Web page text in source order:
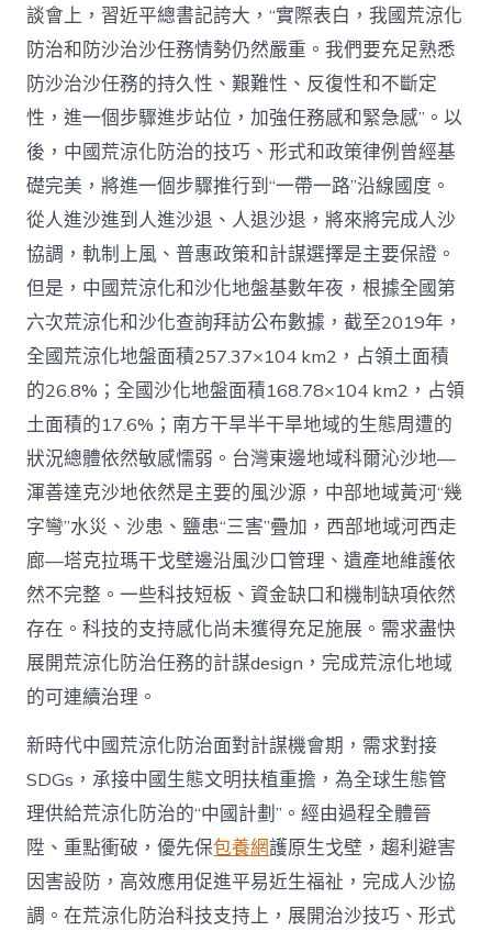
談會上，習近平總書記誇大，“實際表白，我國荒涼化
防治和防沙治沙任務情勢仍然嚴重。我們要充足熟悉
防沙治沙任務的持久性、艱難性、反復性和不斷定
性，進一個步驟進步站位，加強任務感和緊急感”。以
後，中國荒涼化防治的技巧、形式和政策律例曾經基
礎完美，將進一個步驟推行到“一帶一路”沿線國度。
從人進沙進到人進沙退、人退沙退，將來將完成人沙
協調，軌制上風、普惠政策和計謀選擇是主要保證。
但是，中國荒涼化和沙化地盤基數年夜，根據全國第
六次荒涼化和沙化查詢拜訪公布數據，截至2019年，
全國荒涼化地盤面積257.37×104 km2，占領土面積
的26.8%；全國沙化地盤面積168.78×104 km2，占領
土面積的17.6%；南方干旱半干旱地域的生態周遭的
狀況總體依然敏感懦弱。台灣東邊地域科爾沁沙地—
渾善達克沙地依然是主要的風沙源，中部地域黃河“幾
字彎”水災、沙患、鹽患“三害”疊加，西部地域河西走
廊—塔克拉瑪干戈壁邊沿風沙口管理、遺產地維護依
然不完整。一些科技短板、資金缺口和機制缺項依然
存在。科技的支持感化尚未獲得充足施展。需求盡快
展開荒涼化防治任務的計謀design，完成荒涼化地域
的可連續治理。
新時代中國荒涼化防治面對計謀機會期，需求對接
SDGs，承接中國生態文明扶植重擔，為全球生態管
理供給荒涼化防治的“中國計劃”。經由過程全體晉
陞、重點衝破，優先保包養網護原生戈壁，趨利避害
因害設防，高效應用促進平易近生福祉，完成人沙協
調。在荒涼化防治科技支持上，展開治沙技巧、形式